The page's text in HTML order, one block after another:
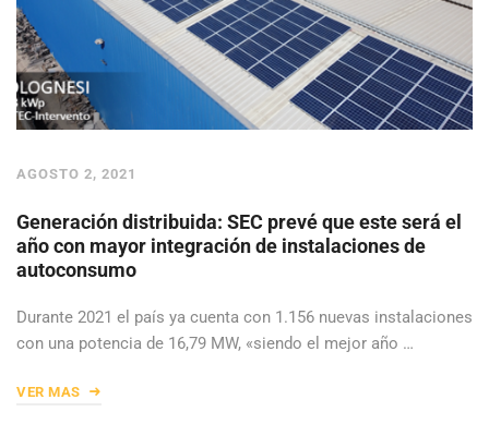
AGOSTO 2, 2021
Generación distribuida: SEC prevé que este será el
año con mayor integración de instalaciones de
autoconsumo
Durante 2021 el país ya cuenta con 1.156 nuevas instalaciones
con una potencia de 16,79 MW, «siendo el mejor año …
VER MAS